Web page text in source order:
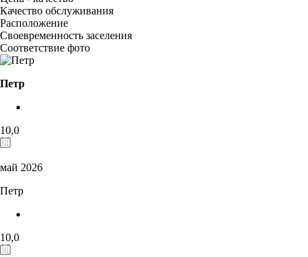
Качество обслуживания
Расположение
Своевременность заселения
Соответствие фото
Петр
10,0
май 2026
Петр
10,0